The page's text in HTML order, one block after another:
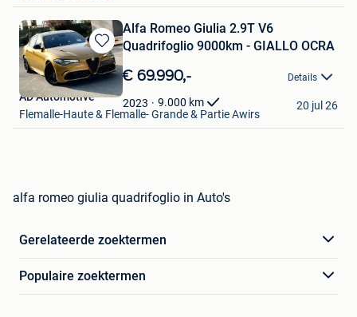
Bewaren
in
Mijn
Favorieten
Alfa Romeo Giulia 2.9T V6
Quadrifoglio 9000km - GIALLO OCRA
€ 69.990,- Details
2023 9.000 km
AD Automotive
Flemalle-Haute & Flemalle- Grande & Partie Awirs
20 jul 26
alfa romeo giulia quadrifoglio in Auto's
Gerelateerde zoektermen
Populaire zoektermen